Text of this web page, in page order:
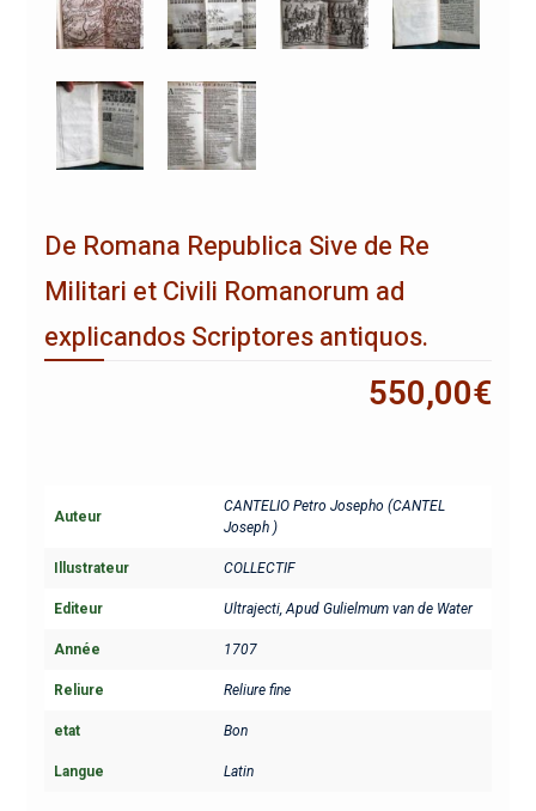
De Romana Republica Sive de Re
Militari et Civili Romanorum ad
explicandos Scriptores antiquos.
550,00€
Auteur
CANTELIO Petro Josepho (CANTEL
Joseph )
Illustrateur COLLECTIF
Editeur Ultrajecti, Apud Gulielmum van de Water
Année 1707
Reliure Reliure fine
etat Bon
Langue Latin